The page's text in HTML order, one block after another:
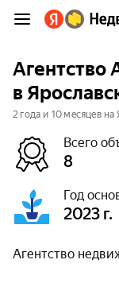
Агентство
в
2 года и 10 месяцев
Всего
8
Год
2023 г.
Агентство